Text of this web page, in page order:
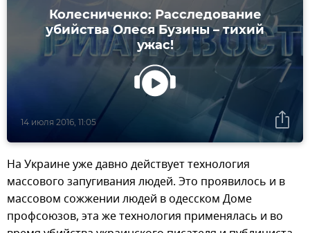
Колесниченко: Расследование
убийства Олеся Бузины – тихий
ужас!
14 июля 2016, 11:05
На Украине уже давно действует технология
массового запугивания людей. Это проявилось и в
массовом сожжении людей в одесском Доме
профсоюзов, эта же технология применялась и во